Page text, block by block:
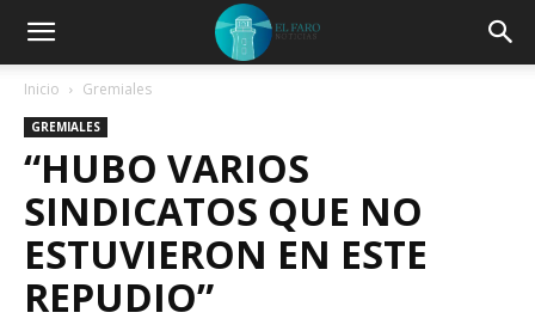
Inicio Gremiales
GREMIALES
“HUBO VARIOS
SINDICATOS QUE NO
ESTUVIERON EN ESTE
REPUDIO”